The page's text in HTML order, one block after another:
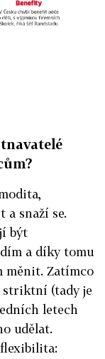
a snaží se.
být
a díky tomu
měnit. Zatímco
striktní (tady je
letech
udělat.
flexibilita: